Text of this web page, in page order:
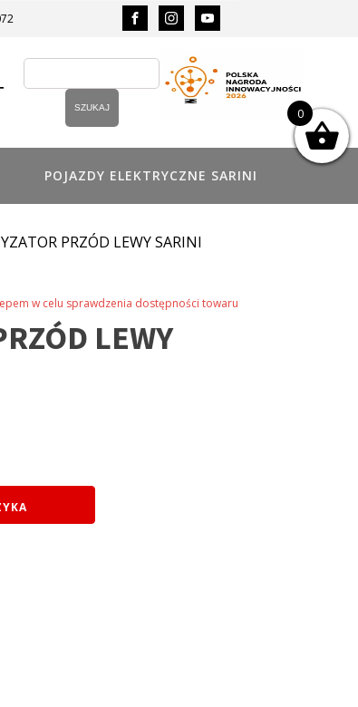
POJAZDY ELEKTRYCZNE SARINI
PRZÓD LEWY SARINI
w celu sprawdzenia dostępności towaru
LEWY
0